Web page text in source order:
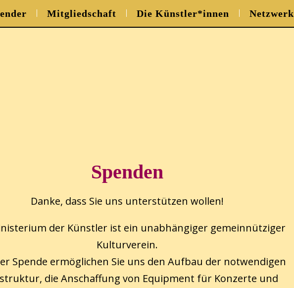
Mitgliedschaft Die Künstler*innen Netzwerk
Spenden
Danke, dass Sie uns unterstützen wollen!
der Künstler ist ein unabhängiger gemeinnütziger
Kulturverein.
Spende ermöglichen Sie uns den Aufbau der notwendigen
die Anschaffung von Equipment für Konzerte und